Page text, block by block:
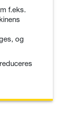
f.eks.
og